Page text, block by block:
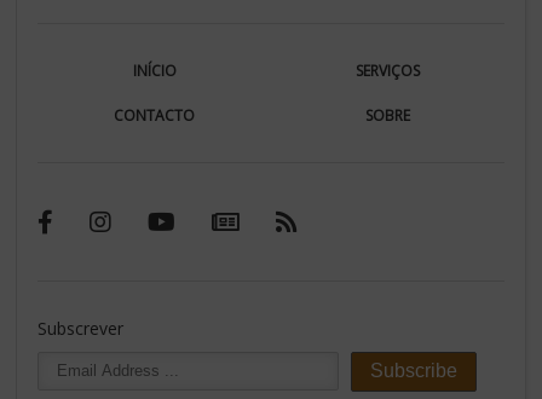
INÍCIO SERVIÇOS
CONTACTO SOBRE
Subscrever